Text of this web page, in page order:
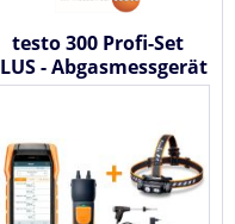
testo 300 Profi-Set
- Abgasmessgerät
0564 3004 14